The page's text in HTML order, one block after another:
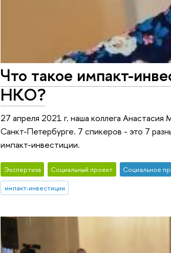
Что такое импакт-
НКО?
27 апреля 2021 г. наша коллега
Санкт-Петербурге. 7 спикеров - это 7
импакт-инвестиции.
Экспертиза Социальный проект Социальное
импакт-инвестиции